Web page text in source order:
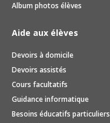
Album photos élèves
Aide aux élèves
Devoirs à domicile
Devoirs assistés
Cours facultatifs
Guidance informatique
Besoins éducatifs particuliers